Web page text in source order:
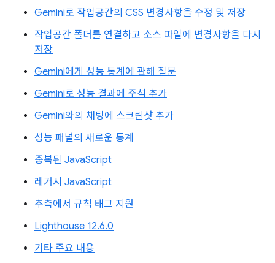
Gemini로 작업공간의 CSS 변경사항을 수정 및 저장
작업공간 폴더를 연결하고 소스 파일에 변경사항을 다시
저장
Gemini에게 성능 통계에 관해 질문
Gemini로 성능 결과에 주석 추가
Gemini와의 채팅에 스크린샷 추가
성능 패널의 새로운 통계
중복된 JavaScript
레거시 JavaScript
추측에서 규칙 태그 지원
Lighthouse 12.6.0
기타 주요 내용